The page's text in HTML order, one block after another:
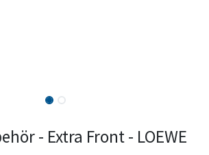
- Extra Front - LOEWE